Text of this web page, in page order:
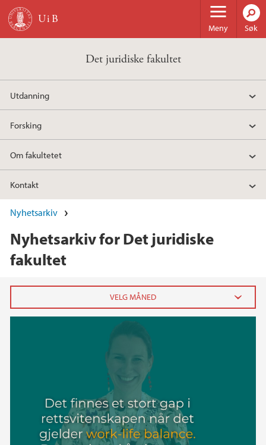
Hopp til hovedinnhold
Meny Søk
Det juridiske fakultet
Utdanning
Forsking
Om fakultetet
Kontakt
Nyhetsarkiv
Nyhetsarkiv for Det juridiske
fakultet
2026
juni (2)
januar (2)
2025
2024